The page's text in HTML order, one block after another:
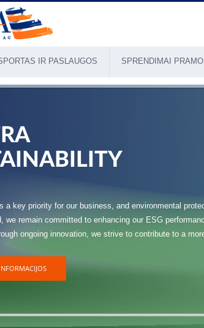
IR PASLAUGOS SPRENDIMAI
a key priority for our business, and environmental
we remain committed to enhancing our ESG
ongoing innovation, we strive to contribute to a